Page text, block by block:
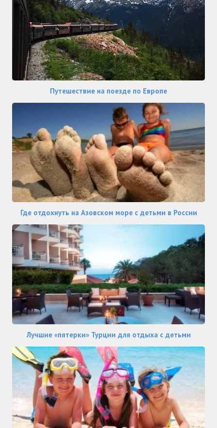
Путешествие на поезде по Европе
Где отдохнуть на Азовском море с детьми в России
Лучшие «пятерки» Турции для отдыха с детьми